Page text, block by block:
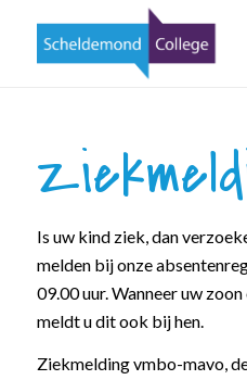
Is uw kind ziek, dan
melden bij onze
09.00 uur. Wanneer uw
meldt u dit ook bij hen.
Ziekmelding vmbo-mavo,